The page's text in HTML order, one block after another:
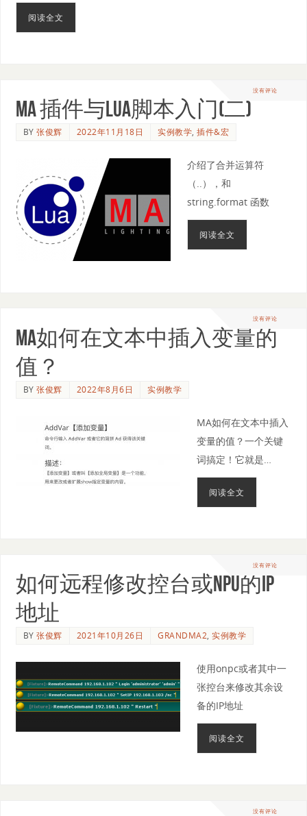
阅读全文
没有评论
MA 插件与Lua脚本入门(二)
BY张俊辉 2022年11月18日 实例教学,插件&宏
介绍了合并运算符
（..），和
string.format 函数
阅读全文
没有评论
MA如何在文本中插入变量的
值？
BY张俊辉 2022年8月6日 实例教学
MA如何在文本中插入
变量的值？一个关键
词搞定！它就是…
阅读全文
没有评论
如何远程修改控台或NPU的IP
地址
BY张俊辉 2021年10月26日 GRANDMA2,实例教学
使用onpc或者其中一
张控台来修改其余设
备的IP地址
阅读全文
没有评论